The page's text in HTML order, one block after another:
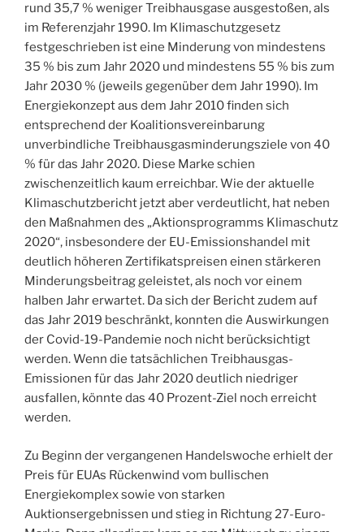
rund 35,7 % weniger Treibhausgase ausgestoßen, als
im Referenzjahr 1990. Im Klimaschutzgesetz
festgeschrieben ist eine Minderung von mindestens
35 % bis zum Jahr 2020 und mindestens 55 % bis zum
Jahr 2030 % (jeweils gegenüber dem Jahr 1990). Im
Energiekonzept aus dem Jahr 2010 finden sich
entsprechend der Koalitionsvereinbarung
unverbindliche Treibhausgasminderungsziele von 40
% für das Jahr 2020. Diese Marke schien
zwischenzeitlich kaum erreichbar. Wie der aktuelle
Klimaschutzbericht jetzt aber verdeutlicht, hat neben
den Maßnahmen des „Aktionsprogramms Klimaschutz
2020“, insbesondere der EU-Emissionshandel mit
deutlich höheren Zertifikatspreisen einen stärkeren
Minderungsbeitrag geleistet, als noch vor einem
halben Jahr erwartet. Da sich der Bericht zudem auf
das Jahr 2019 beschränkt, konnten die Auswirkungen
der Covid-19-Pandemie noch nicht berücksichtigt
werden. Wenn die tatsächlichen Treibhausgas-
Emissionen für das Jahr 2020 deutlich niedriger
ausfallen, könnte das 40 Prozent-Ziel noch erreicht
werden.
Zu Beginn der vergangenen Handelswoche erhielt der
Preis für EUAs Rückenwind vom bullischen
Energiekomplex sowie von starken
Auktionsergebnissen und stieg in Richtung 27-Euro-